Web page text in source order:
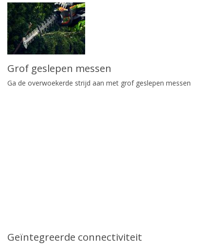
Grof geslepen messen
Ga de overwoekerde strijd aan met grof geslepen messen
Geïntegreerde connectiviteit